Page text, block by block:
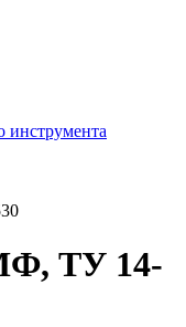
инструмента
ТУ 14-